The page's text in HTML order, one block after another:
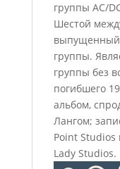
группы AC/
Шестой
выпущенный
группы.
группы без
погибшего
альбом,
Лангом;
Point
Lady Studios.